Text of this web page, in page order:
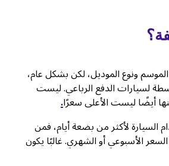
ونوع الموديل، لكن بشكل عام،
لسيارات الدفع الرباعي. ليست
أيضًا ليست الأعلى سعرًا.
السيارة لأكثر من بضعة أيام، فمن
الأسبوعي أو الشهري. غالبًا يكون